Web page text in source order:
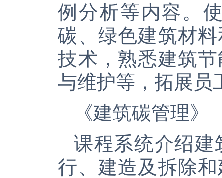
例分析等内容。
碳、绿色建筑材
技术，熟悉建筑
与维护等，拓展员
《建筑碳管理》
课程系统介绍建
行、建造及拆除